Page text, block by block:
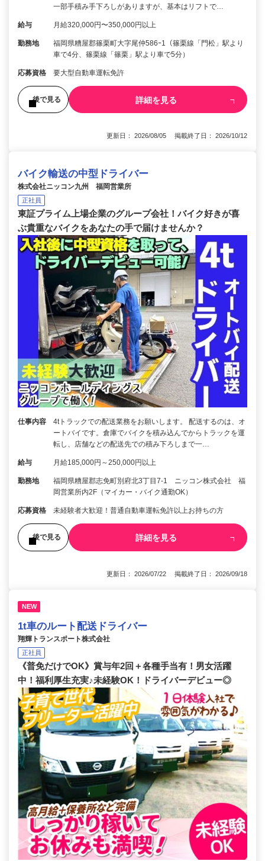
一部手積み手下ろしがありますが、基本はリフトで…
給与 月給320,000円〜350,000円以上
勤務地
福岡県糟屋郡篠栗町大字尾仲586ｰ1（篠栗線「門松」駅より
車で4分、篠栗線「篠栗」駅より車で5分）
応募資格 要大型自動車運転免許
後で見る 詳細を見る
更新日： 2026/08/05 掲載終了日： 2026/10/12
バイク輸送の中型ドライバー
株式会社ニッコン九州 福岡営業所
正社員
東証プライム上場企業のグループ会社！バイク好きが喜
ぶ貴重なバイクをあなたの手で届けませんか？
仕事内容
4tトラックでの配送業務をお願いします。 配送するのは、オ
ートバイです。倉庫でバイクを積み込んでからトラックを運
転し、店舗などの配送先での積み下ろしまで一…
給与 月給185,000円～250,000円以上
勤務地
福岡県糟屋郡志免町別府北3丁目7-1 ニッコン株式会社 福
岡営業所内2F（マイカー・バイク通勤OK）
応募資格 未経験者大歓迎！普通自動車運転免許以上お持ちの方
後で見る 詳細を見る
更新日： 2026/07/22 掲載終了日： 2026/09/18
NEW
1t車のルート配送ドライバー
翔輝トランスポート株式会社
正社員
《普免だけでOK》賞与年2回＋各種手当有！男女活躍
中！福利厚生充実♪未経験OK！ドライバーデビュー◎